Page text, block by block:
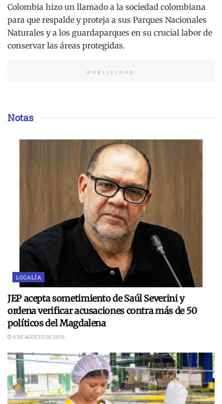
Colombia hizo un llamado a la sociedad colombiana
para que respalde y proteja a sus Parques Nacionales
Naturales y a los guardaparques en su crucial labor de
conservar las áreas protegidas.
PUBLICIDAD
Notas
LOCALÍA
JEP acepta sometimiento de Saúl Severini y
ordena verificar acusaciones contra más de 50
políticos del Magdalena
6 DE AGOSTO DE 2026